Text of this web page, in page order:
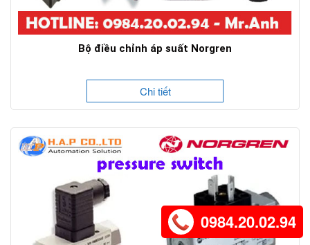
Bộ điều chỉnh áp suất Norgren
Chi tiết
0984.20.02.94